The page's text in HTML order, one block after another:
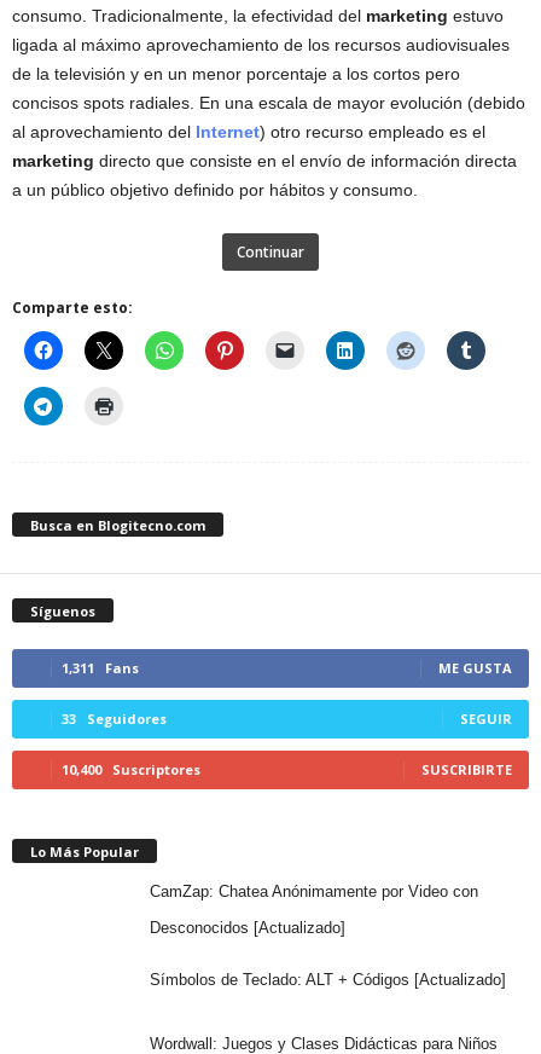
consumo. Tradicionalmente, la efectividad del marketing estuvo
ligada al máximo aprovechamiento de los recursos audiovisuales
de la televisión y en un menor porcentaje a los cortos pero
concisos spots radiales. En una escala de mayor evolución (debido
al aprovechamiento del Internet) otro recurso empleado es el
marketing directo que consiste en el envío de información directa
a un público objetivo definido por hábitos y consumo.
Continuar
Comparte esto:
Busca en Blogitecno.com
Síguenos
1,311 Fans ME GUSTA
33 Seguidores SEGUIR
10,400 Suscriptores SUSCRIBIRTE
Lo Más Popular
CamZap: Chatea Anónimamente por Video con
Desconocidos [Actualizado]
Símbolos de Teclado: ALT + Códigos [Actualizado]
Wordwall: Juegos y Clases Didácticas para Niños